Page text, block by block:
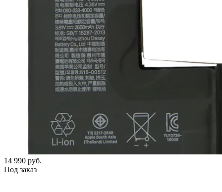
14 990 руб.
Под заказ